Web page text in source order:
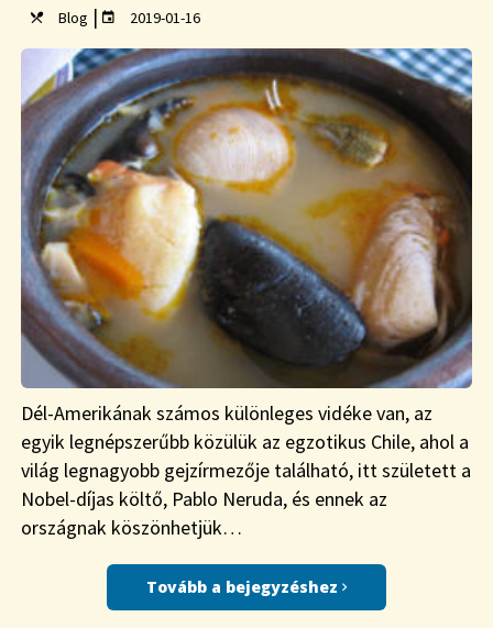
Blog | 2019-01-16
Dél-Amerikának számos különleges vidéke van, az
egyik legnépszerűbb közülük az egzotikus Chile, ahol a
világ legnagyobb gejzírmezője található, itt született a
Nobel-díjas költő, Pablo Neruda, és ennek az
országnak köszönhetjük…
Tovább a bejegyzéshez